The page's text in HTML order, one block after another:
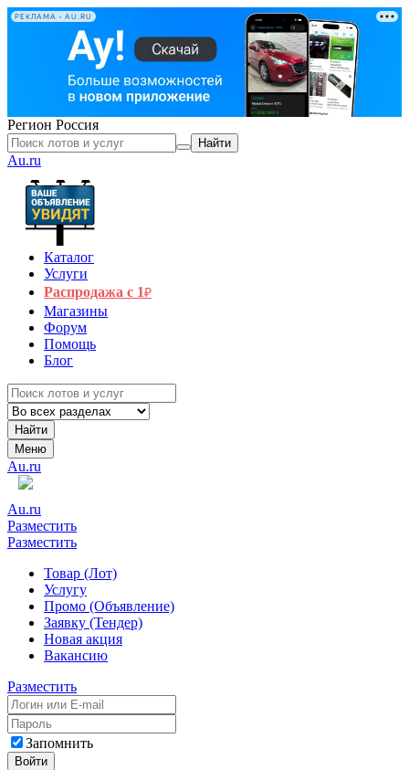
РЕКЛАМА • AU.RU
Регион Россия
Найти
Au.ru
Каталог
Услуги
Распродажа с 1₽
Магазины
Форум
Помощь
Блог
Найти
Меню
Au.ru
Au.ru
Разместить
Разместить
Товар (Лот)
Услугу
Промо (Объявление)
Заявку (Тендер)
Новая акция
Вакансию
Разместить
Запомнить
Войти